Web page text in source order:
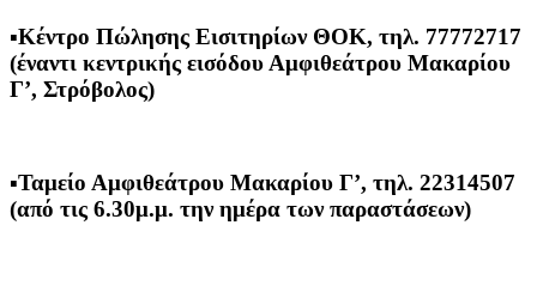
▪Κέντρο Πώλησης Εισιτηρίων ΘΟΚ, τηλ. 77772717
(έναντι κεντρικής εισόδου Αμφιθεάτρου Μακαρίου
Γ’, Στρόβολος)
▪Ταμείο Αμφιθεάτρου Μακαρίου Γ’, τηλ. 22314507
(από τις 6.30μ.μ. την ημέρα των παραστάσεων)